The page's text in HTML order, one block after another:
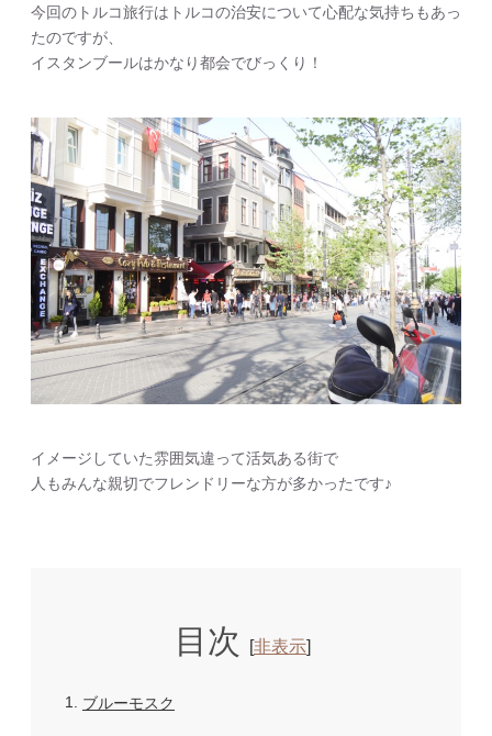
今回のトルコ旅行はトルコの治安について心配な気持ちもあっ
たのですが、
イスタンブールはかなり都会でびっくり！
イメージしていた雰囲気違って活気ある街で
人もみんな親切でフレンドリーな方が多かったです♪
目次 [非表示]
1 ブルーモスク